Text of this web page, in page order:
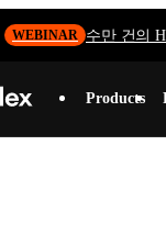
WEBINAR 수만 건의
Products